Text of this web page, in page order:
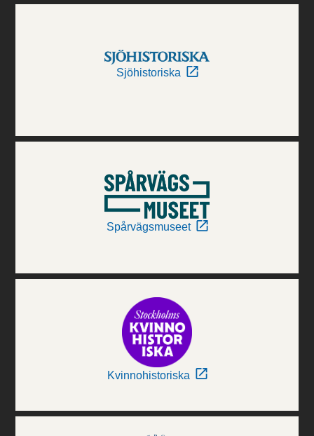
Sjöhistoriska
Spårvägsmuseet
Kvinnohistoriska